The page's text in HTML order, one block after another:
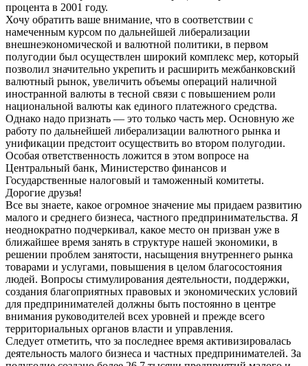
процента в 2001 году.
Хочу обратить ваше внимание, что в соответствии с
намеченным курсом по дальнейшей либерализации
внешнеэкономической и валютной политики, в первом
полугодии был осуществлен широкий комплекс мер, который
позволил значительно укрепить и расширить межбанковский
валютный рынок, увеличить объемы операций наличной
иностранной валюты в тесной связи с повышением роли
национальной валюты как единого платежного средства.
Однако надо признать — это только часть мер. Основную же
работу по дальнейшей либерализации валютного рынка и
унификации предстоит осуществить во втором полугодии.
Особая ответственность ложится в этом вопросе на
Центральный банк, Министерство финансов и
Государственные налоговый и таможенный комитеты.
Дорогие друзья!
Все вы знаете, какое огромное значение мы придаем развитию
малого и среднего бизнеса, частного предпринимательства. Я
неоднократно подчеркивал, какое место он призван уже в
ближайшее время занять в структуре нашей экономики, в
решении проблем занятости, насыщения внутреннего рынка
товарами и услугами, повышения в целом благосостояния
людей. Вопросы стимулирования деятельности, поддержки,
создания благоприятных правовых и экономических условий
для предпринимателей должны быть постоянно в центре
внимания руководителей всех уровней и прежде всего
территориальных органов власти и управления.
Следует отметить, что за последнее время активизировалась
деятельность малого бизнеса и частных предпринимателей. За